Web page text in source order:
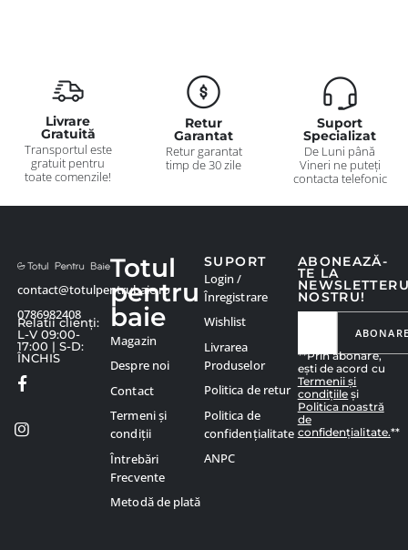
Livrare
Gratuită
Transportul este
gratuit pentru
toate comenzile!
Retur
Garantat
Retur garantat
timp de 30 zile
Suport
Specializat
De Luni până
Vineri ne puteți
contacta telefonic
contact@totulpentrubaie.ro
0786982408
Relatii clienți:
L-V 09:00-
17:00 | S-D:
ÎNCHIS
ABONEAZĂ-
TE LA
NOSTRU!
**Prin abonare,
ești de acord cu
Termenii și
condițiile și
Politica noastră
de
confidențialitate.**
Totul
pentru
baie
Magazin
Despre noi
Contact
Termeni și
condiții
Întrebări
Frecvente
Metodă de plată
SUPORT
Login /
Înregistrare
Wishlist
Livrarea
Produselor
Politica de retur
Politica de
confidențialitate
ANPC